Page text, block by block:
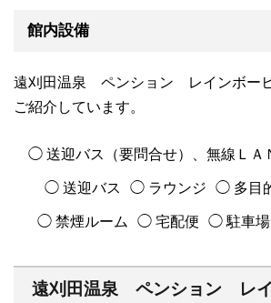
館内設備
遠刈田温泉 ペンション レインボー
ご紹介しています。
◯ 送迎バス（要問合せ）、無線ＬＡ
◯ 送迎バス ◯ ラウンジ ◯ 多目
◯ 禁煙ルーム ◯ 宅配便 ◯ 駐車場
遠刈田温泉 ペンション レ